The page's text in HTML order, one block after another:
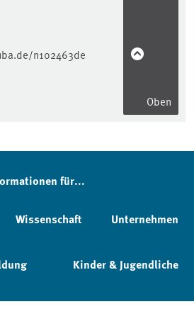
n102463de
Oben
für...
Wissenschaft Unternehmen
Kinder & Jugendliche